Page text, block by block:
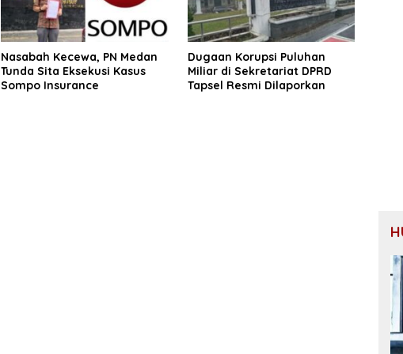
Nasabah Kecewa, PN Medan
Tunda Sita Eksekusi Kasus
Sompo Insurance
Dugaan Korupsi Puluhan
Miliar di Sekretariat DPRD
Tapsel Resmi Dilaporkan